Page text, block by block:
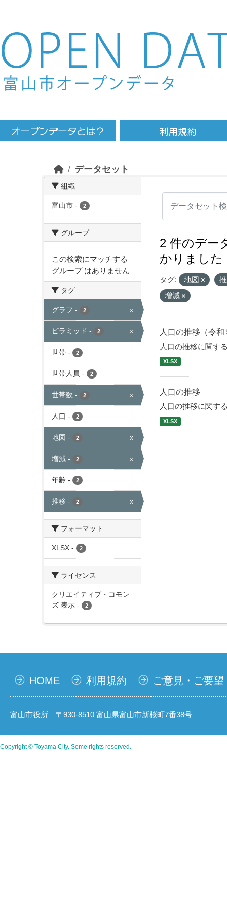
Skip to main content
データセット
組織
富山市 - 2
グループ
この検索にマッチする
グループ はありません
タグ
グラフ - 2 x
ピラミッド - 2 x
世帯 - 2
世帯人員 - 2
世帯数 - 2 x
人口 - 2
地図 - 2 x
増減 - 2 x
年齢 - 2
推移 - 2 x
フォーマット
XLSX - 2
ライセンス
クリエイティブ・コモン
ズ 表示 - 2
2 件のデー
かりました
タグ: 地図
増減
人口の推移（令和
人口の推移に関す
XLSX
人口の推移
人口の推移に関す
XLSX
HOME 利用規約 ご意見・ご要望
富山市役所 〒930-8510 富山県富山市新桜町7番38号
Copyright © Toyama City. Some rights reserved.